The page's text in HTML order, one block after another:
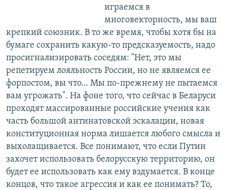
играемся в
многовекторность, мы ваш
крепкий союзник. В то же время, чтобы хотя бы на
бумаге сохранить какую-то предсказуемость, надо
просигнализировать соседям: "Нет, это мы
репетируем лояльность России, но не являемся ее
форпостом, вы что… Мы по-прежнему не пытаемся
вам угрожать". На фоне того, что сейчас в Беларуси
проходят массированные российские учения как
часть большой антинатовской эскалации, новая
конституционная норма лишается любого смысла и
выхолащивается. Все понимают, что если Путин
захочет использовать белорусскую территорию, он
будет ее использовать как ему вздумается. В конце
концов, что такое агрессия и как ее понимать? То,